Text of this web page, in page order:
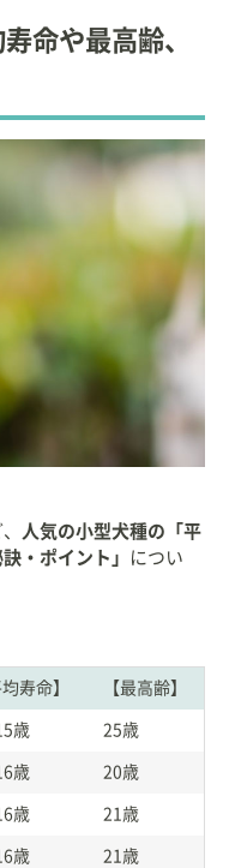
命や最高齢、
人気の小型犬種の「平
・ポイント」
につい
均寿命】 【最高齢】
歳 25歳
歳 20歳
歳 21歳
歳 21歳